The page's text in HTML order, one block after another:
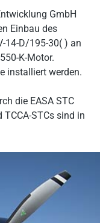
GmbH
Einbau des
14-D/195-30( ) an
K-Motor.
installiert werden.
die EASA STC
STCs sind in